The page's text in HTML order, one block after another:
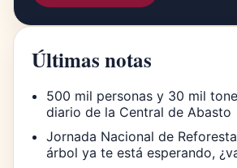
Últimas notas
500 mil personas y 30 mil
diario de la Central de Abasto
Jornada Nacional de
árbol ya te está esperando,